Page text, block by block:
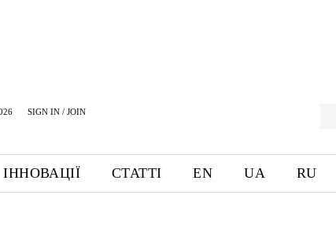
SIGN IN / JOIN
ІННОВАЦІЇ СТАТТІ EN UA RU